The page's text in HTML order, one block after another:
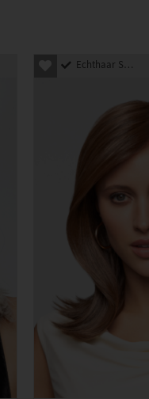
Echthaar Synthetik Mix